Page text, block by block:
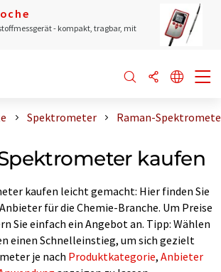
- kompakt, tragbar, mit
Spektrometer Raman-
kaufen
kaufen leicht gemacht: Hier finden Sie
für die Chemie-Branche. Um Preise
Sie einfach ein Angebot an. Tipp: Wählen
einen Schnelleinstieg, um sich gezielt
je nach Produktkategorie, Anbieter